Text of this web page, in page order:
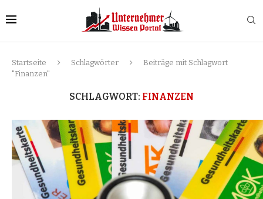
Startseite Schlagwörter
Beiträge mit Schlagwort
"Finanzen"
SCHLAGWORT: FINANZEN